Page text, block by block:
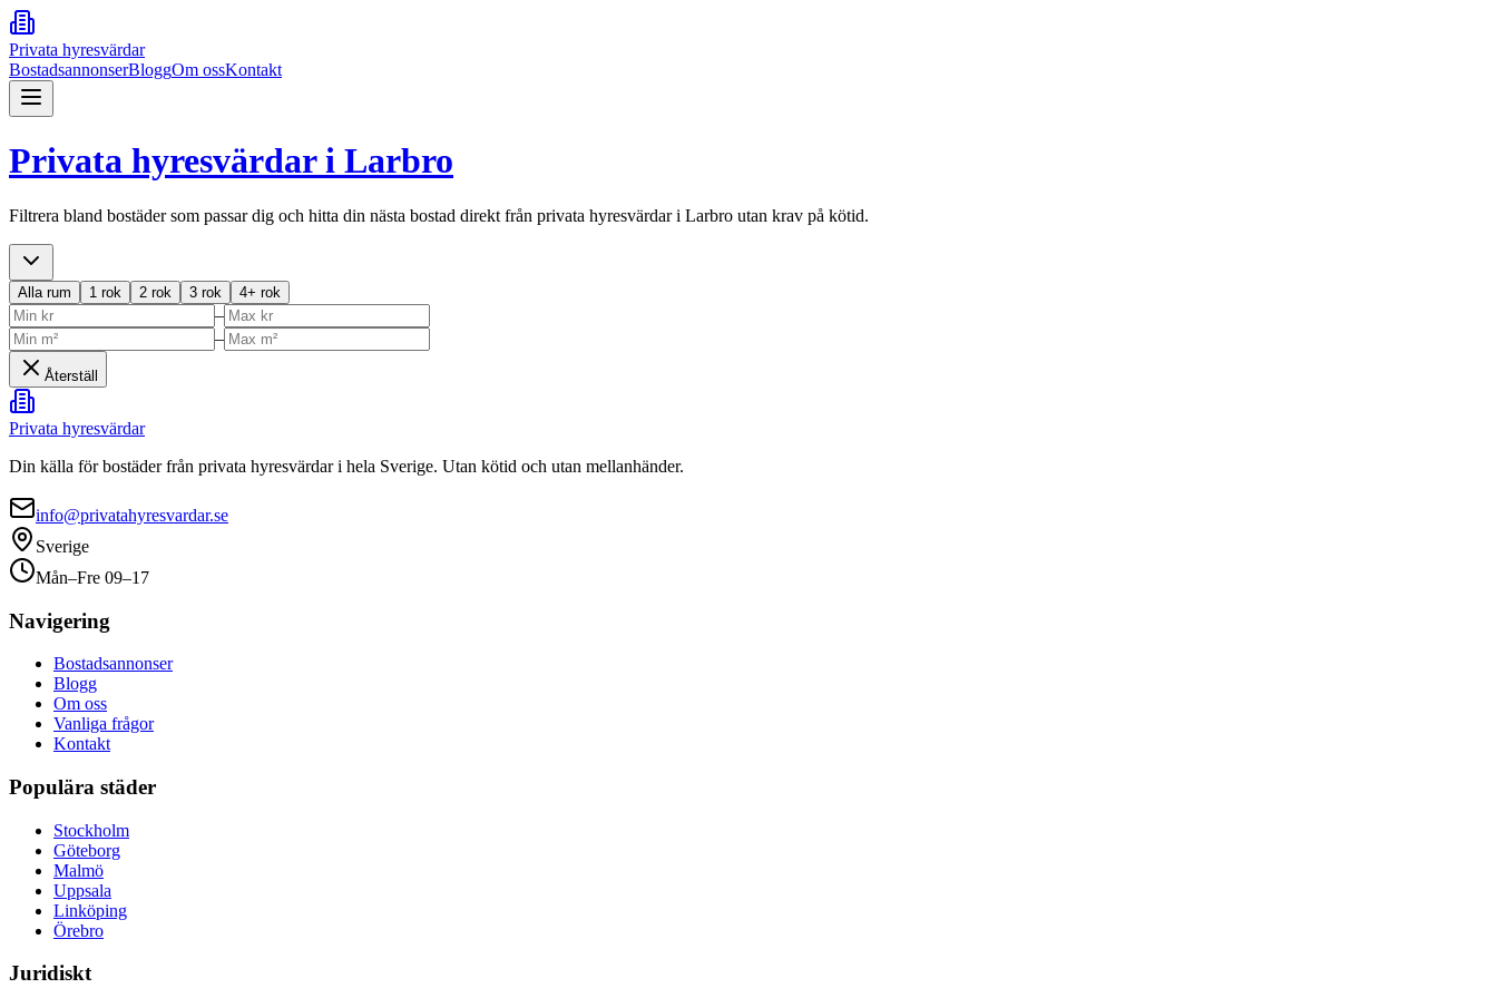
Privata hyresvärdar
BostadsannonserBloggOm ossKontakt
Privata hyresvärdar i Larbro
Filtrera bland bostäder som passar dig och hitta din nästa bostad direkt från privata hyresvärdar i Larbro utan krav på kötid.
Alla rum 1 rok 2 rok 3 rok 4+ rok
–
–
Återställ
Privata hyresvärdar
Din källa för bostäder från privata hyresvärdar i hela Sverige. Utan kötid och utan mellanhänder.
info@privatahyresvardar.se
Sverige
Mån–Fre 09–17
Navigering
Bostadsannonser
Blogg
Om oss
Vanliga frågor
Kontakt
Populära städer
Stockholm
Göteborg
Malmö
Uppsala
Linköping
Örebro
Juridiskt